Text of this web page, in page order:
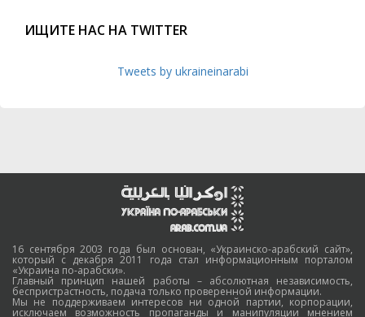
ИЩИТЕ НАС НА TWITTER
Tweets by ukraineinarabi
16 сентября 2003 года был основан, «Украинско-арабский сайт»,
который с декабря 2011 года стал информационным порталом
«Украина по-арабски».
Главный принцип нашей работы – абсолютная независимость,
беспристрастность, подача только проверенной информации.
Мы не поддерживаем интересов ни одной партии, корпорации,
исключаем возможность пропаганды и манипуляции мнением